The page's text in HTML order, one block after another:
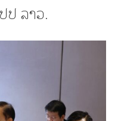
ປ ລາວ.